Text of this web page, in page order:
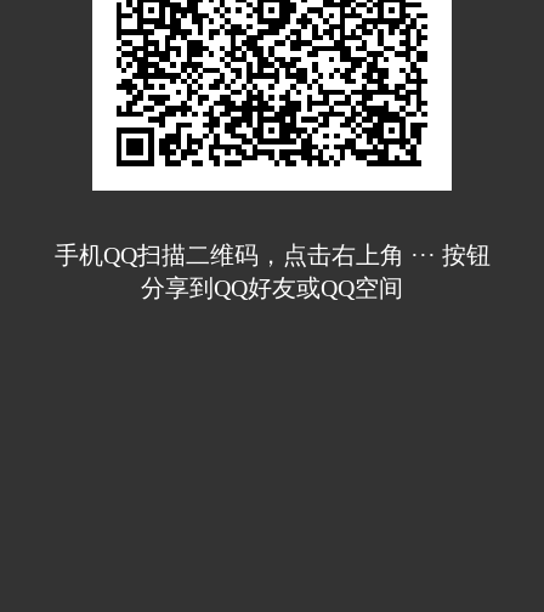
手机QQ扫描二维码，点击右上角 ··· 按钮
分享到QQ好友或QQ空间